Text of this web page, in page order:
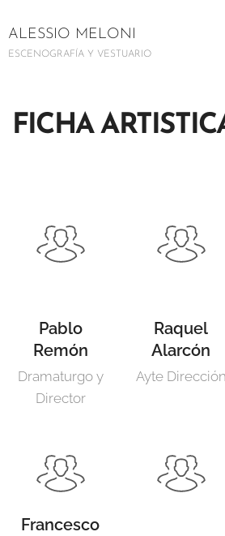
ALESSIO MELONI
ESCENOGRAFÍA Y VESTUARIO
FICHA
Pablo
Remón
Dramaturgo y
Director
Raquel
Alarcón
Ayte Dirección
Francesco